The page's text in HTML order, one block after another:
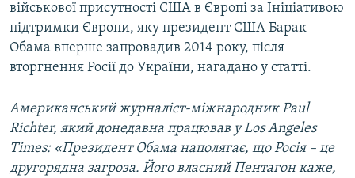
військової присутності США в Європі за Ініціативою
підтримки Європи, яку президент США Барак
Обама вперше запровадив 2014 року, після
вторгнення Росії до України, нагадано у статті.
Американський журналіст-міжнародник Paul
Richter, який донедавна працював у Los Angeles
Times: «Президент Обама наполягає, що Росія – це
другорядна загроза. Його власний Пентагон каже,